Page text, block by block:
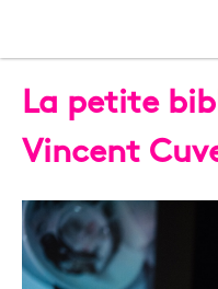
La petite
Vincent